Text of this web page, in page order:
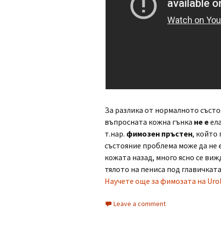
За разлика от нормалното
въпросната кожна гънка не е
т.нар. фимозен пръстен, който
състояние проблема може да не
кожата назад, много ясно се
тялото на пениса под
Научете още за фимозата на
Leave a comment